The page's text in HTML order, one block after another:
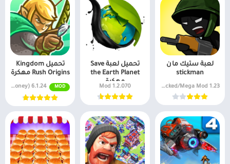
لعبة ستيك مان
stickman
1.23 Unlocked/Mega Mod
تحميل لعبة Save
the Earth Planet
مهكرة
1.2.070 Mod
تحميل Kingdom
Rush Origins مهكرة
MOD
MOD APK (Unlimited Money) 6.1.24